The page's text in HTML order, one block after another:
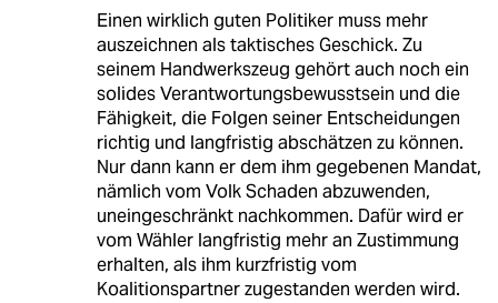
Einen wirklich guten Politiker muss mehr
auszeichnen als taktisches Geschick. Zu
seinem Handwerkszeug gehört auch noch ein
solides Verantwortungsbewusstsein und die
Fähigkeit, die Folgen seiner Entscheidungen
richtig und langfristig abschätzen zu können.
Nur dann kann er dem ihm gegebenen Mandat,
nämlich vom Volk Schaden abzuwenden,
uneingeschränkt nachkommen. Dafür wird er
vom Wähler langfristig mehr an Zustimmung
erhalten, als ihm kurzfristig vom
Koalitionspartner zugestanden werden wird.